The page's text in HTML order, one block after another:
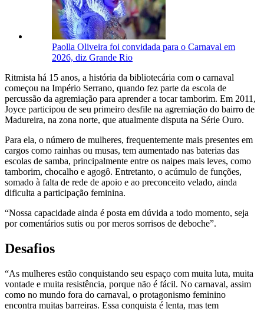
Paolla Oliveira foi convidada para o Carnaval em
2026, diz Grande Rio
Ritmista há 15 anos, a história da bibliotecária com o carnaval
começou na Império Serrano, quando fez parte da escola de
percussão da agremiação para aprender a tocar tamborim. Em 2011,
Joyce participou de seu primeiro desfile na agremiação do bairro de
Madureira, na zona norte, que atualmente disputa na Série Ouro.
Para ela, o número de mulheres, frequentemente mais presentes em
cargos como rainhas ou musas, tem aumentado nas baterias das
escolas de samba, principalmente entre os naipes mais leves, como
tamborim, chocalho e agogô. Entretanto, o acúmulo de funções,
somado à falta de rede de apoio e ao preconceito velado, ainda
dificulta a participação feminina.
“Nossa capacidade ainda é posta em dúvida a todo momento, seja
por comentários sutis ou por meros sorrisos de deboche”.
Desafios
“As mulheres estão conquistando seu espaço com muita luta, muita
vontade e muita resistência, porque não é fácil. No carnaval, assim
como no mundo fora do carnaval, o protagonismo feminino
encontra muitas barreiras. Essa conquista é lenta, mas tem